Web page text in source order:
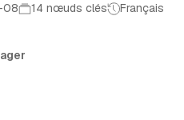
08 14 nœuds clés Français